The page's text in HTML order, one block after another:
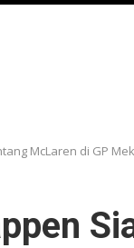
McLaren di GP